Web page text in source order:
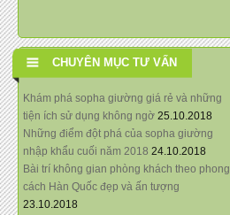
CHUYÊN MỤC TƯ VẤN
Khám phá sopha giường giá rẻ và những
tiện ích sử dụng không ngờ 25.10.2018
Những điểm đột phá của sopha giường
nhập khẩu cuối năm 2018 24.10.2018
Bài trí không gian phòng khách theo phong
cách Hàn Quốc đẹp và ấn tượng
23.10.2018